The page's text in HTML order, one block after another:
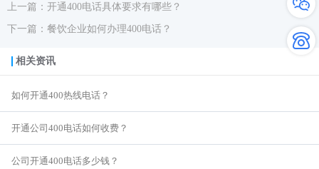
上一篇：开通400电话具体要求有哪些？
下一篇：餐饮企业如何办理400电话？
相关资讯
如何开通400热线电话？
开通公司400电话如何收费？
公司开通400电话多少钱？